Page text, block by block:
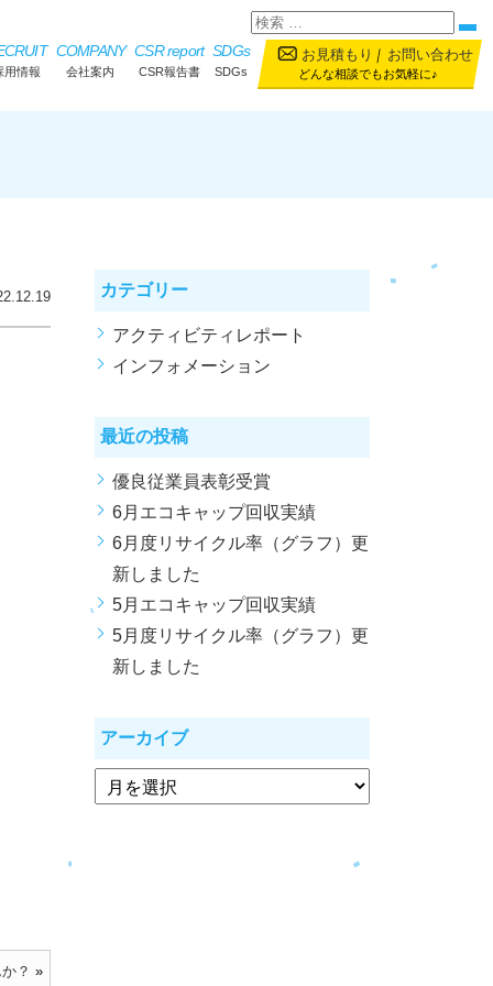
お見積もり ｜ お問い合わせ
どんな相談でもお気軽に♪
用情報
COMPANY
会社案内
CSR report
CSR報告書
SDGs
SDGs
？ »
カテゴリー
アクティビティレポート
インフォメーション
最近の投稿
優良従業員表彰受賞
6月エコキャップ回収実績
6月度リサイクル率（グラフ）更
新しました
5月エコキャップ回収実績
5月度リサイクル率（グラフ）更
新しました
アーカイブ